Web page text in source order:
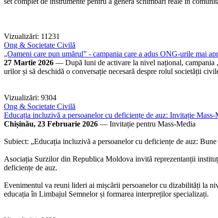
Vizualizări: 11231
Ong & Societate Civilă
„Oameni care pun umărul” - campania care a adus ONG-urile mai
27 Martie 2026 — După luni de activare la nivel național, campania
urilor și să deschidă o conversație necesară despre rolul societății
Vizualizări: 9304
Ong & Societate Civilă
Educația incluzivă a persoanelor cu deficiențe de auz: Invitație Mass-
Chișinău, 23 Februarie 2026 — Invitație pentru Mass-Media
Subiect: „Educația incluzivă a persoanelor cu deficiențe de auz:
Asociația Surzilor din Republica Moldova invită reprezentanții
deficiențe de auz.
Evenimentul va reuni lideri ai mișcării persoanelor cu dizabilități la
educația în Limbajul Semnelor și formarea interpreților specializați.